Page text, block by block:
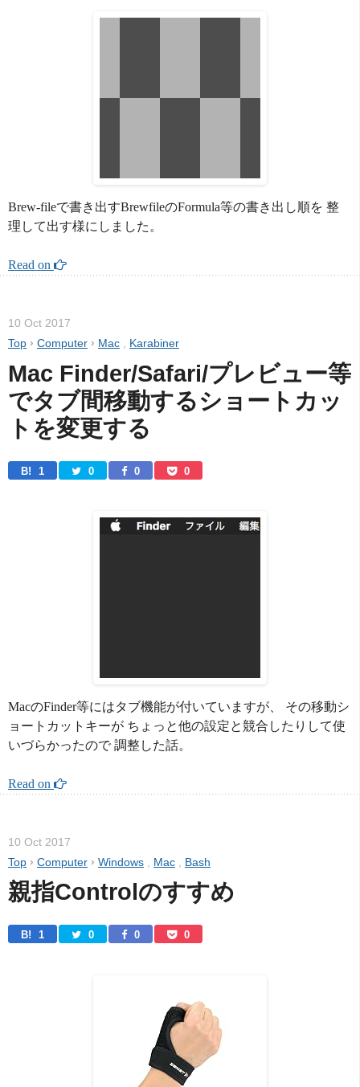
Brew-fileで書き出すBrewfileのFormula等の書き出し順を 整
理して出す様にしました。
Read on
10 Oct 2017
Top › Computer › Mac , Karabiner
Mac Finder/Safari/プレビュー等
でタブ間移動するショートカッ
トを変更する
B! 1 0 0 0
MacのFinder等にはタブ機能が付いていますが、 その移動シ
ョートカットキーが ちょっと他の設定と競合したりして使
いづらかったので 調整した話。
Read on
10 Oct 2017
Top › Computer › Windows Mac Bash
親指Controlのすすめ
B! 1 0 0 0